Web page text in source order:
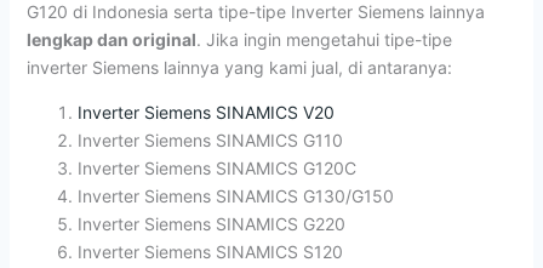
G120 di Indonesia serta tipe-tipe Inverter Siemens lainnya
lengkap dan original. Jika ingin mengetahui tipe-tipe
inverter Siemens lainnya yang kami jual, di antaranya:
Inverter Siemens SINAMICS V20
Inverter Siemens SINAMICS G110
Inverter Siemens SINAMICS G120C
Inverter Siemens SINAMICS G130/G150
Inverter Siemens SINAMICS G220
Inverter Siemens SINAMICS S120